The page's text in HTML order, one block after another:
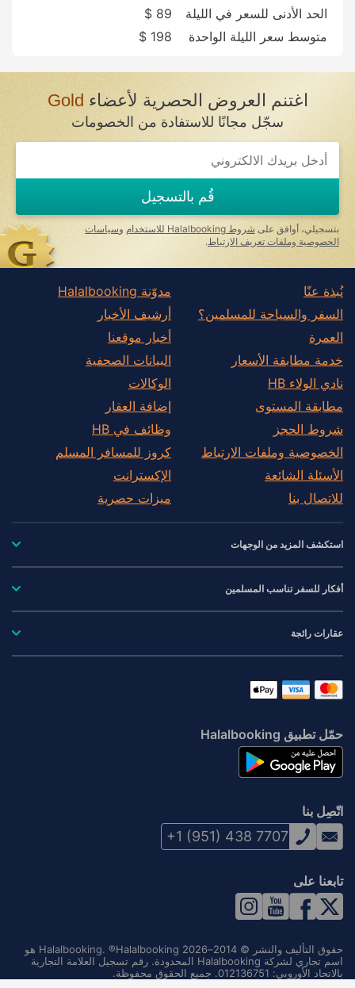
الحد الأدنى للسعر في الليلة
89 $
متوسط سعر الليلة الواحدة
198 $
اغتنم العروض الحصرية لأعضاءGold
سجّل مجانًا للاستفادة من الخصومات
قُم بالتسجيل
بتسجيلي، أوافق على شروط Halalbooking للاستخدام وسياسات
الخصوصية وملفات تعريف الارتباط .
نُبذة عنّا
السفر والسياحة للمسلمين؟
العمرة
خدمة مطابقة الأسعار
نادي الولاء HB
مطابقة المستوى
شروط الحجز
الخصوصية وملفات الارتباط
الأسئلة الشائعة
للاتصال بنا
مدوّنة Halalbooking
أرشيف الأخبار
أخبار موقعنا
البيانات الصحفية
الوكالات
إضافة العقار
وظائف في HB
كروز للمسافر المسلم
الإكسترانت
ميزات حصرية
استكشف المزيد من الوجهات
أفكار للسفر تناسب المسلمين
عقارات رائجة
حمّل تطبيق Halalbooking
اتّصِل بنا
+1 (951) 438 7707
تابعنا على
حقوق التأليف والنشر © 2014–2026 Halalbooking. ®Halalbooking هو
اسم تجاري لشركة Halalbooking المحدودة. رقم تسجيل العلامة التجارية
بالاتحاد الأوروبي: 012136751. جميع الحقوق محفوظة.